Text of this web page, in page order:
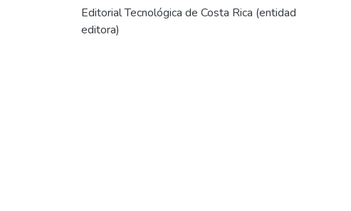
Editorial Tecnológica de Costa Rica (entidad
editora)